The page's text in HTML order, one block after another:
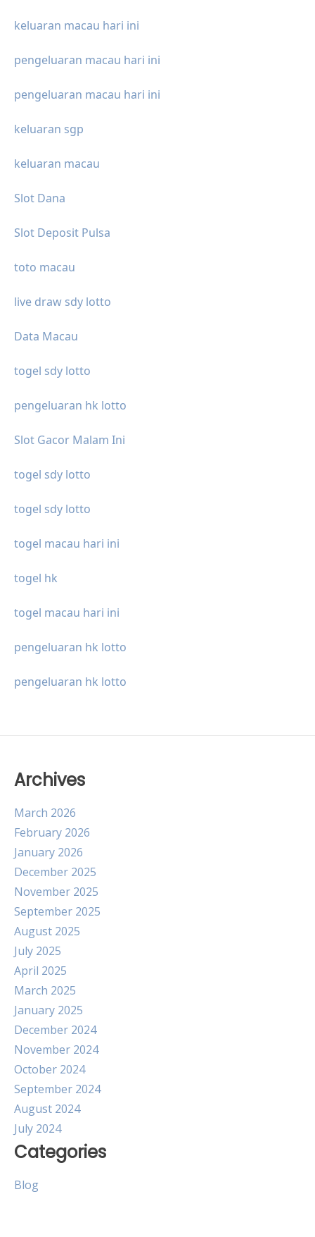
keluaran macau hari ini
pengeluaran macau hari ini
pengeluaran macau hari ini
keluaran sgp
keluaran macau
Slot Dana
Slot Deposit Pulsa
toto macau
live draw sdy lotto
Data Macau
togel sdy lotto
pengeluaran hk lotto
Slot Gacor Malam Ini
togel sdy lotto
togel sdy lotto
togel macau hari ini
togel hk
togel macau hari ini
pengeluaran hk lotto
pengeluaran hk lotto
Archives
March 2026
February 2026
January 2026
December 2025
November 2025
September 2025
August 2025
July 2025
April 2025
March 2025
January 2025
December 2024
November 2024
October 2024
September 2024
August 2024
July 2024
Categories
Blog